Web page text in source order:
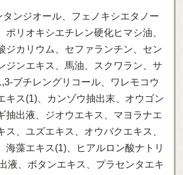
ンジオール、フェノキシエタノー
ポリオキシエチレン硬化ヒマシ油、
ジカリウム、セファランチン、セン
ジンエキス、馬油、スクワラン、サ
ブチレングリコール、ワレモコウ
キス(1)、カンゾウ抽出末、オウゴン
抽出液、ジオウエキス、マヨラナエ
ス、ユズエキス、オウバクエキス、
海藻エキス(1)、ヒアルロン酸ナトリ
液、ボタンエキス、プラセンタエキ